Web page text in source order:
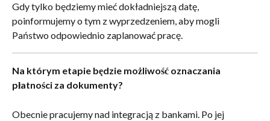
Gdy tylko będziemy mieć dokładniejszą datę,
poinformujemy o tym z wyprzedzeniem, aby mogli
Państwo odpowiednio zaplanować pracę.
Na którym etapie będzie możliwość oznaczania
płatności za dokumenty?
Obecnie pracujemy nad integracją z bankami. Po jej